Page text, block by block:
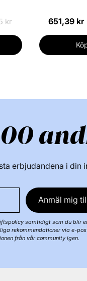
kr 651,39 kr
erbjudandena i din
Anmäl mig
samtidigt som du blir
rekommendationer via e-
från vår community igen.